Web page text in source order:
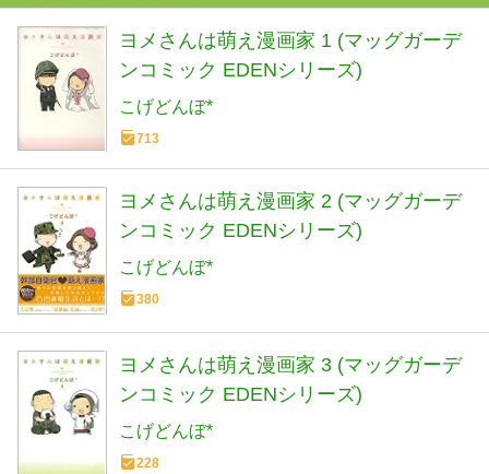
ヨメさんは萌え漫画家 1 (マッグガーデ
ンコミック EDENシリーズ)
こげどんぼ*
713
ヨメさんは萌え漫画家 2 (マッグガーデ
ンコミック EDENシリーズ)
こげどんぼ*
380
ヨメさんは萌え漫画家 3 (マッグガーデ
ンコミック EDENシリーズ)
こげどんぼ*
228